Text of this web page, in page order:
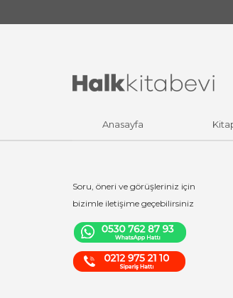
Anasayfa
Soru, öneri ve görüşleriniz için
bizimle iletişime geçebilirsiniz